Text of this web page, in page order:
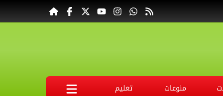
منوعات
تعليم